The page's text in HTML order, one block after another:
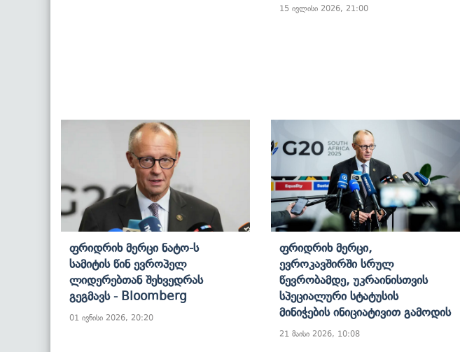
15 ივლისი 2026, 21:00
Ფრიდრიხ Მერცი Ნატო-Ს
Სამიტის Წინ Ევროპელ
Ლიდერებთან Შეხვედრას
Გეგმავს - Bloomberg
01 ივნისი 2026, 20:20
Ფრიდრიხ Მერცი,
Ევროკავშირში Სრულ
Წევრობამდე, Უკრაინისთვის
Სპეციალური Სტატუსის
Მინიჭების Ინიციატივით Გამოდის
21 მაისი 2026, 10:08